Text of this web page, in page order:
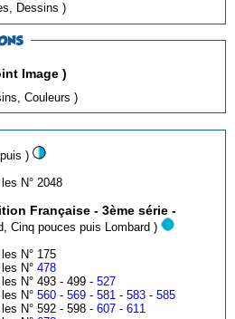
( Textes, Dessins )
Image )
( Dessins, Couleurs )
(Dupuis )
• En 1977 : Publication dans les N° 2048
Française - 3ème série -
(EDI-Monde, Iiford, Cinq pouces puis Lombard )
• En 1979 : Publication dans les N° 175
les N°478
• En 1985 : Publication dans les N° 493 - 499 -527
les N°560-569-581-583-585
• En 1987 : Publication dans les N° 592 - 598 -607-611